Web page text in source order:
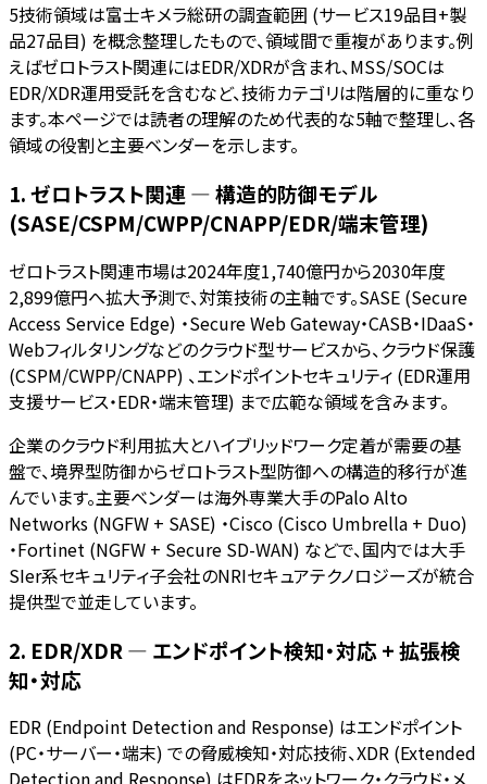
5技術領域は富士キメラ総研の調査範囲 (サービス19品目+製
品27品目) を概念整理したもので、領域間で重複があります。例
えばゼロトラスト関連にはEDR/XDRが含まれ、MSS/SOCは
EDR/XDR運用受託を含むなど、技術カテゴリは階層的に重なり
ます。本ページでは読者の理解のため代表的な5軸で整理し、各
領域の役割と主要ベンダーを示します。
1. ゼロトラスト関連 — 構造的防御モデル
(SASE/CSPM/CWPP/CNAPP/EDR/端末管理)
ゼロトラスト関連市場は2024年度1,740億円から2030年度
2,899億円へ拡大予測で、対策技術の主軸です。SASE (Secure
Access Service Edge) ・Secure Web Gateway・CASB・IDaaS・
Webフィルタリングなどのクラウド型サービスから、クラウド保護
(CSPM/CWPP/CNAPP) 、エンドポイントセキュリティ (EDR運用
支援サービス・EDR・端末管理) まで広範な領域を含みます。
企業のクラウド利用拡大とハイブリッドワーク定着が需要の基
盤で、境界型防御からゼロトラスト型防御への構造的移行が進
んでいます。主要ベンダーは海外専業大手のPalo Alto
Networks (NGFW + SASE) ・Cisco (Cisco Umbrella + Duo)
・Fortinet (NGFW + Secure SD-WAN) などで、国内では大手
SIer系セキュリティ子会社のNRIセキュアテクノロジーズが統合
提供型で並走しています。
2. EDR/XDR — エンドポイント検知・対応 + 拡張検
知・対応
EDR (Endpoint Detection and Response) はエンドポイント
(PC・サーバー・端末) での脅威検知・対応技術、XDR (Extended